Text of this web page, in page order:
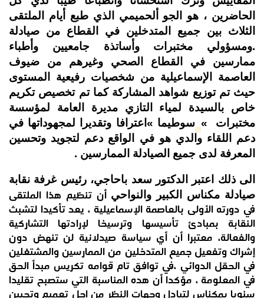
الحاضرين ، هو الجو ألحميمي الذي طبع أيام الملتقى
الثلاث بين جميع المتدخلين في القطاع من صيادلة
.ومسؤولي مختبرات وأساتذة جامعيين وأطباء
ممارسين في القطاع الصحي وغيرهم من ضيوف
العاصمة الإسماعيلية من شخصيات رفيعية المستوى
حيث تم توزيع شواهد المشاركة كما تم تخصيص تكريم
خاص بالسيدة لمياء التازي مديرة العامة لمؤسسة
مختبرات
« سوطيما « اعترافا وتقديرا لمجهوداتها في
دعم اللقاء والدي هو في الواقع دعم لتجويد وتحسين
المعرفة لدى جميع الصيادلة الممارسين .
الى ذلك اعتبر الدكتور سعد باحاجي، رئيس غرفة نقابة
صيادلة مكناس الكبير والنواحيأن تنظيم هذا الملتقى
في دورته الأولى بالعاصمة الإسماعيلية ، يعد تأكيدا لتشبث
النقابة بمبادئ تأسيسها وترسيخا لإرادتها التشاركية
والفعالة، معتبرا أن أي سياسة صيدلانية لن تنهض دون
إشراك وتفعيل جميع المتدخلين من الممارسين والمشتغلين
في الحقل الدوائي ،في توافق تام قوامه تكريس مبدأ الحق
في المعلومة ، مؤكدا أن هده المناسبة التي ستصبح تقليدا